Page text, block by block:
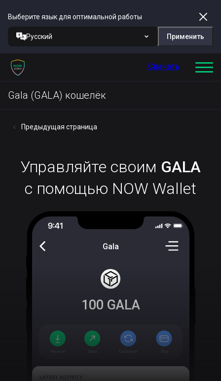
Выберите язык для оптимальной работы
Русский Применить
Скачать
Gala (GALA) кошелёк
Предыдущая страница
Управляйте своим GALA
с помощью NOW Wallet
Gala
100 GALA